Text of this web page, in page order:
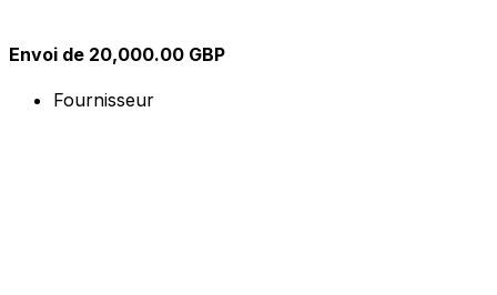
Envoi de 20,000.00 GBP
Fournisseur